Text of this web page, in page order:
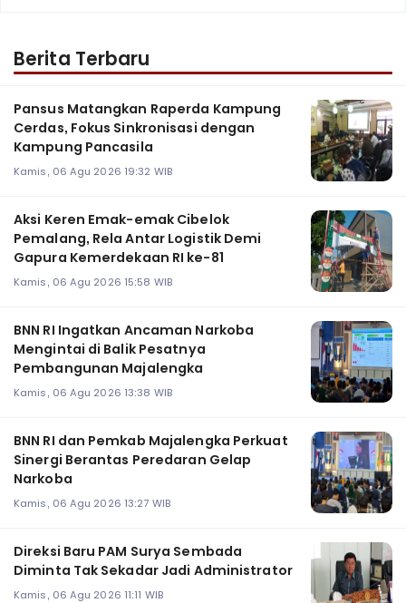
Berita Terbaru
Pansus Matangkan Raperda Kampung
Cerdas, Fokus Sinkronisasi dengan
Kampung Pancasila
Kamis, 06 Agu 2026 19:32 WIB
Aksi Keren Emak-emak Cibelok
Pemalang, Rela Antar Logistik Demi
Gapura Kemerdekaan RI ke-81
Kamis, 06 Agu 2026 15:58 WIB
BNN RI Ingatkan Ancaman Narkoba
Mengintai di Balik Pesatnya
Pembangunan Majalengka
Kamis, 06 Agu 2026 13:38 WIB
BNN RI dan Pemkab Majalengka Perkuat
Sinergi Berantas Peredaran Gelap
Narkoba
Kamis, 06 Agu 2026 13:27 WIB
Direksi Baru PAM Surya Sembada
Diminta Tak Sekadar Jadi Administrator
Kamis, 06 Agu 2026 11:11 WIB